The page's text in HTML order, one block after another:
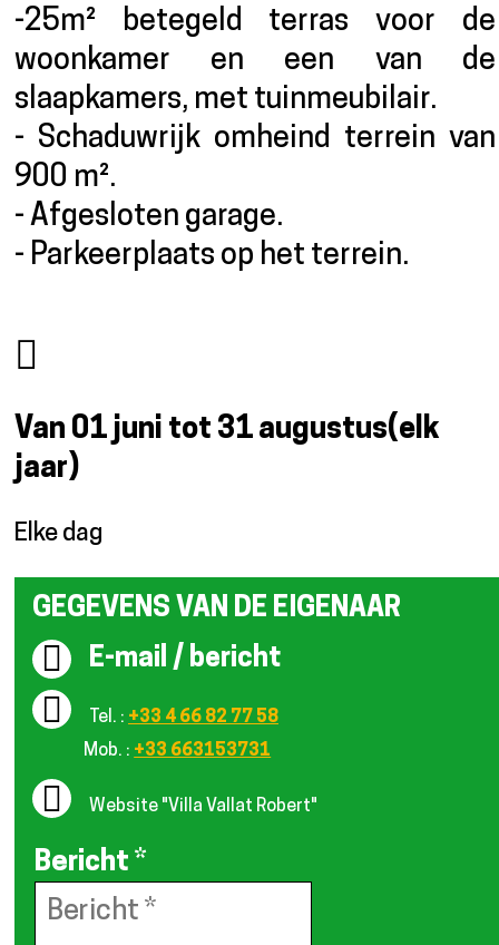
-25m² betegeld terras voor de
woonkamer en een van de
slaapkamers, met tuinmeubilair.
- Schaduwrijk omheind terrein van
900 m².
- Afgesloten garage.
- Parkeerplaats op het terrein.
Van 01 juni tot 31 augustus(elk
jaar)
Elke dag
GEGEVENS VAN DE EIGENAAR
E-mail / bericht
Tel. : +33 4 66 82 77 58
Mob. : +33 663153731
Website "Villa Vallat Robert"
Bericht *